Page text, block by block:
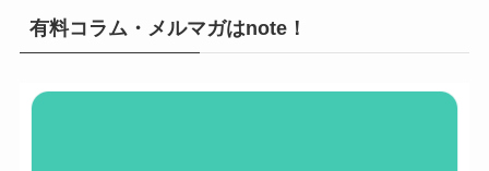
有料コラム・メルマガはnote！